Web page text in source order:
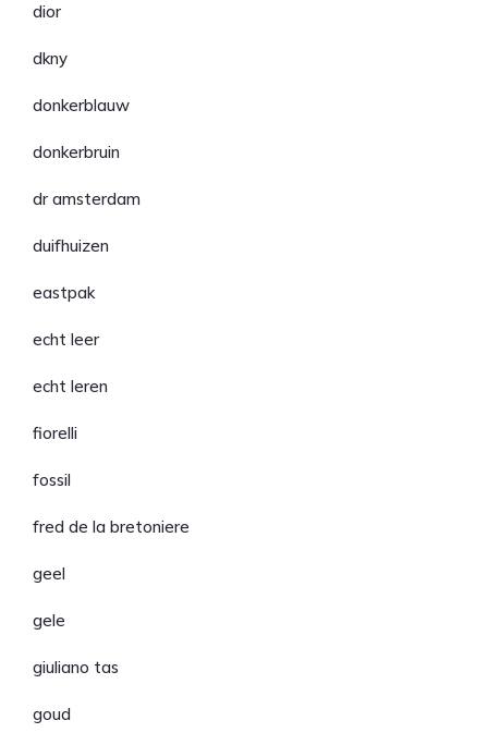
dior
dkny
donkerblauw
donkerbruin
dr amsterdam
duifhuizen
eastpak
echt leer
echt leren
fiorelli
fossil
fred de la bretoniere
geel
gele
giuliano tas
goud